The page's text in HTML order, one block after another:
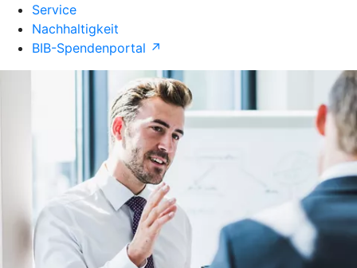
Service
Nachhaltigkeit
BIB-Spendenportal ↗